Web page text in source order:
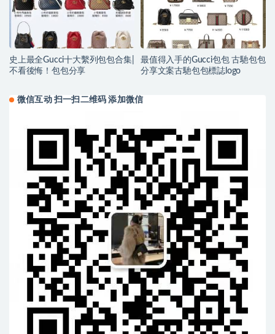
史上最全Gucci十大繫列包包合集|
不看後悔！包包分享
最值得入手的Gucci包包 古馳包包
分享文案古馳包包標誌logo
微信互动 扫一扫二维码 添加微信